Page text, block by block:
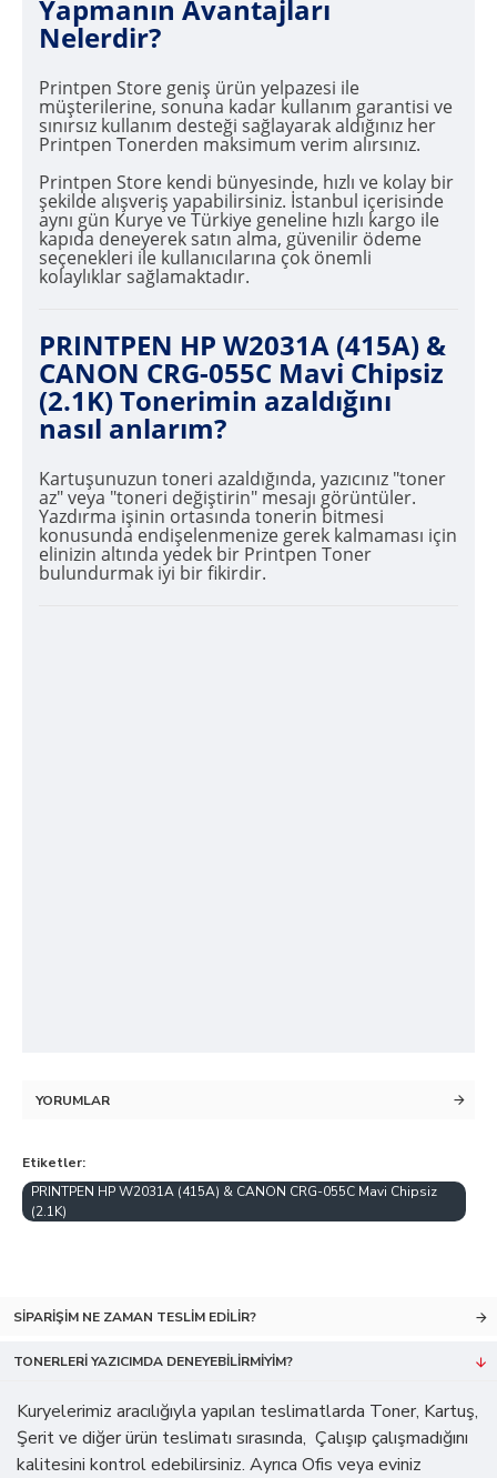
Yapmanın Avantajları
Nelerdir?
Printpen Store geniş ürün yelpazesi ile
müşterilerine, sonuna kadar kullanım garantisi ve
sınırsız kullanım desteği sağlayarak aldığınız her
Printpen Tonerden maksimum verim alırsınız.
Printpen Store kendi bünyesinde, hızlı ve kolay bir
şekilde alışveriş yapabilirsiniz. İstanbul içerisinde
aynı gün Kurye ve Türkiye geneline hızlı kargo ile
kapıda deneyerek satın alma, güvenilir ödeme
seçenekleri ile kullanıcılarına çok önemli
kolaylıklar sağlamaktadır.
PRINTPEN HP W2031A (415A) &
CANON CRG-055C Mavi Chipsiz
(2.1K) Tonerimin azaldığını
nasıl anlarım?
Kartuşunuzun toneri azaldığında, yazıcınız "toner
az" veya "toneri değiştirin" mesajı görüntüler.
Yazdırma işinin ortasında tonerin bitmesi
konusunda endişelenmenize gerek kalmaması için
elinizin altında yedek bir Printpen Toner
bulundurmak iyi bir fikirdir.
YORUMLAR
Etiketler:
PRINTPEN HP W2031A (415A) & CANON CRG-055C Mavi Chipsiz
(2.1K)
SIPARIŞIM NE ZAMAN TESLIM EDILIR?
TONERLERI YAZICIMDA DENEYEBILIRMIYIM?
Kuryelerimiz aracılığıyla yapılan teslimatlarda Toner, Kartuş,
Şerit ve diğer ürün teslimatı sırasında, Çalışıp çalışmadığını
kalitesini kontrol edebilirsiniz. Ayrıca Ofis veya eviniz